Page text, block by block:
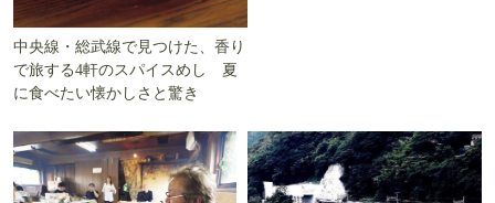
中央線・総武線で見つけた、香り
で旅する4軒のスパイスめし 夏
に食べたい懐かしさと驚き